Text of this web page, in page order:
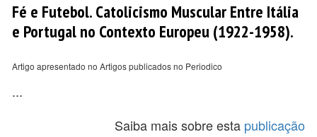
Fé e Futebol. Catolicismo Muscular Entre Itália
e Portugal no Contexto Europeu (1922-1958).
Artigo apresentado no Artigos publicados no Periodico
...
Saiba mais sobre esta publicação